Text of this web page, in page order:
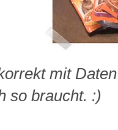
mit
so braucht. :)